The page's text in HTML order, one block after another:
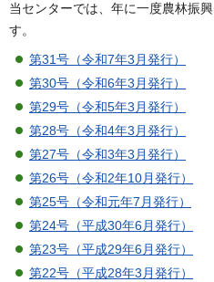
当センターでは、年に一度農林振
す。
第31号（令和7年3月発行）
第30号（令和6年3月発行）
第29号（令和5年3月発行）
第28号（令和4年3月発行）
第27号（令和3年3月発行）
第26号（令和2年10月発行）
第25号（令和元年7月発行）
第24号（平成30年6月発行）
第23号（平成29年6月発行）
第22号（平成28年3月発行）